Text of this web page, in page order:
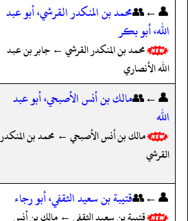
👤←👥محمد بن المنكدر القرشي، أبو عبد
الله، أبو بكر
محمد بن المنكدر القرشي ← جابر بن عبد
الله الأنصاري
👤←👥مالك بن أنس الأصبحي، أبو عبد
الله
مالك بن أنس الأصبحي ← محمد بن المنكدر
القرشي
👤←👥قتيبة بن سعيد الثقفي، أبو رجاء
قتيبة بن سعيد الثقفي ← مالك بن أنس